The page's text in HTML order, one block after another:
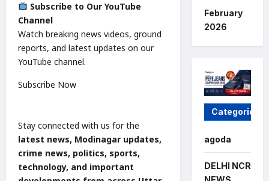
Subscribe to Our YouTube
Channel
Watch breaking news videos, ground
reports, and latest updates on our
YouTube channel.
Subscribe Now
Stay connected with us for the
latest news, Modinagar updates,
crime news, politics, sports,
technology, and important
February
2026
Categories
agoda
DELHI NCR